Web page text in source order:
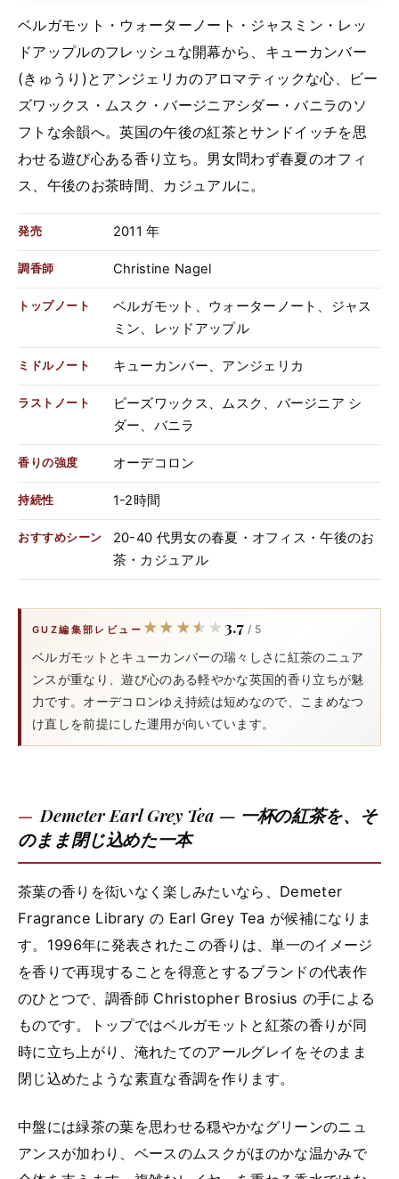
ベルガモット・ウォーターノート・ジャスミン・レッ
ドアップルのフレッシュな開幕から、キューカンバー
(きゅうり)とアンジェリカのアロマティックな心、ビー
ズワックス・ムスク・バージニアシダー・バニラのソ
フトな余韻へ。英国の午後の紅茶とサンドイッチを思
わせる遊び心ある香り立ち。男女問わず春夏のオフィ
ス、午後のお茶時間、カジュアルに。
発売 2011 年
調香師 Christine Nagel
トップノート
ベルガモット、ウォーターノート、ジャス
ミン、レッドアップル
ミドルノート キューカンバー、アンジェリカ
ラストノート
ビーズワックス、ムスク、バージニア シ
ダー、バニラ
香りの強度 オーデコロン
持続性 1-2時間
おすすめシーン
20-40 代男女の春夏・オフィス・午後のお
茶・カジュアル
GUZ編集部レビュー ★★★★★
★★★★★ 3.7 / 5
ベルガモットとキューカンバーの瑞々しさに紅茶のニュア
ンスが重なり、遊び心のある軽やかな英国的香り立ちが魅
力です。オーデコロンゆえ持続は短めなので、こまめなつ
け直しを前提にした運用が向いています。
Demeter Earl Grey Tea — 一杯の紅茶を、そ
のまま閉じ込めた一本
茶葉の香りを衒いなく楽しみたいなら、Demeter
Fragrance Library の Earl Grey Tea が候補になりま
す。1996年に発表されたこの香りは、単一のイメージ
を香りで再現することを得意とするブランドの代表作
のひとつで、調香師 Christopher Brosius の手による
ものです。トップではベルガモットと紅茶の香りが同
時に立ち上がり、淹れたてのアールグレイをそのまま
閉じ込めたような素直な香調を作ります。
中盤には緑茶の葉を思わせる穏やかなグリーンのニュ
アンスが加わり、ベースのムスクがほのかな温かみで